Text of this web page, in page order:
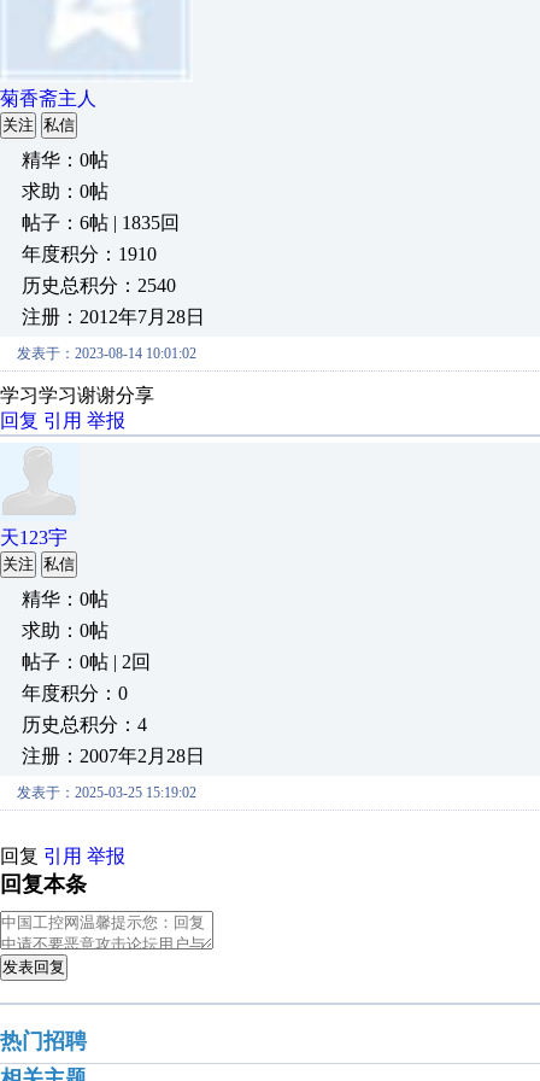
菊香斋主人
关注 私信
精华：0帖
求助：0帖
帖子：6帖 | 1835回
年度积分：1910
历史总积分：2540
注册：2012年7月28日
发表于：2023-08-14 10:01:02
学习学习谢谢分享
回复 引用 举报
天123宇
关注 私信
精华：0帖
求助：0帖
帖子：0帖 | 2回
年度积分：0
历史总积分：4
注册：2007年2月28日
发表于：2025-03-25 15:19:02
回复 引用 举报
回复本条
发表回复
热门招聘